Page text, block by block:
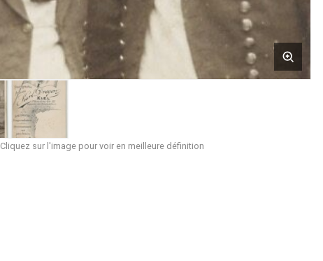
Cliquez sur l'image pour voir en meilleure définition